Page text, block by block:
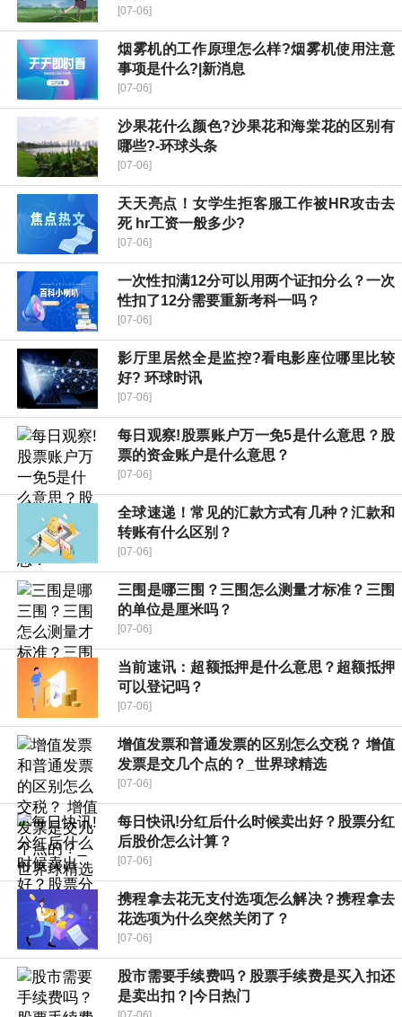
[07-06]
烟雾机的工作原理怎么样?烟雾机使用注意
事项是什么?|新消息
[07-06]
沙果花什么颜色?沙果花和海棠花的区别有
哪些?-环球头条
[07-06]
天天亮点！女学生拒客服工作被HR攻击去
死 hr工资一般多少?
[07-06]
一次性扣满12分可以用两个证扣分么？一次
性扣了12分需要重新考科一吗？
[07-06]
影厅里居然全是监控?看电影座位哪里比较
好? 环球时讯
[07-06]
每日观察!股票账户万一免5是什么意思？股
票的资金账户是什么意思？
[07-06]
全球速递！常见的汇款方式有几种？汇款和
转账有什么区别？
[07-06]
三围是哪三围？三围怎么测量才标准？三围
的单位是厘米吗？
[07-06]
当前速讯：超额抵押是什么意思？超额抵押
可以登记吗？
[07-06]
增值发票和普通发票的区别怎么交税？ 增值
发票是交几个点的？_世界球精选
[07-06]
每日快讯!分红后什么时候卖出好？股票分红
后股价怎么计算？
[07-06]
携程拿去花无支付选项怎么解决？携程拿去
花选项为什么突然关闭了？
[07-06]
股市需要手续费吗？股票手续费是买入扣还
是卖出扣？|今日热门